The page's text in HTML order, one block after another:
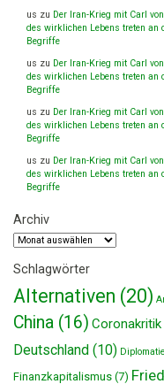
us zu Der Iran-Krieg mit Carl
des wirklichen Lebens treten an
Begriffe
us zu Der Iran-Krieg mit Carl
des wirklichen Lebens treten an
Begriffe
us zu Der Iran-Krieg mit Carl
des wirklichen Lebens treten an
Begriffe
us zu Der Iran-Krieg mit Carl
des wirklichen Lebens treten an
Begriffe
Archiv
Archiv
Schlagwörter
Alternativen (20)
China (16) Coronakritik
Deutschland (10) Diplomatie
Finanzkapitalismus (7)